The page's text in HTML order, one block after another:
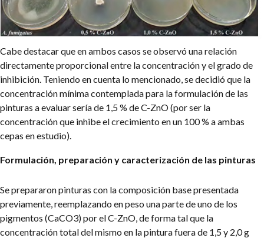
Cabe destacar que en ambos casos se observó una relación
directamente proporcional entre la concentración y el grado de
inhibición. Teniendo en cuenta lo mencionado, se decidió que la
concentración mínima contemplada para la formulación de las
pinturas a evaluar sería de 1,5 % de C-ZnO (por ser la
concentración que inhibe el crecimiento en un 100 % a ambas
cepas en estudio).
Formulación, preparación y caracterización de las pinturas
Se prepararon pinturas con la composición base presentada
previamente, reemplazando en peso una parte de uno de los
pigmentos (CaCO3) por el C-ZnO, de forma tal que la
concentración total del mismo en la pintura fuera de 1,5 y 2,0 g